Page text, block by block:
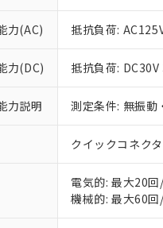
力(AC) 抵抗負荷:
力(DC) 抵抗負荷: DC30V
力説明 測定条件: 無振
クイックコネクタ
電気的: 最大20
機械的: 最大60
ご利用
以下の条件を
対応済み
対応予定なし
調査・確認中
非該当品：ラ
仕入先様の事
があります。
※1 中国